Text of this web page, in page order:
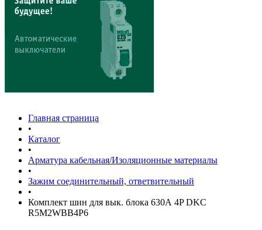
Главная страница
•
Каталог
•
Арматура кабельная/Изоляционные материалы
•
Зажим соединительный, ответвительный
•
Комплект шин для вык. блока 630А 4P DKC
R5M2WBB4P6